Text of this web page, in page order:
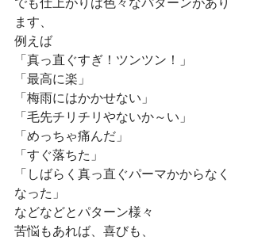
ます、
例えば
「真っ直ぐすぎ！ツンツン！」
「最高に楽」
「梅雨にはかかせない」
「毛先チリチリやないか～い」
「めっちゃ痛んだ」
「すぐ落ちた」
「しばらく真っ直ぐパーマかからなく
なった」
などなどとパターン様々
苦悩もあれば、喜びも、